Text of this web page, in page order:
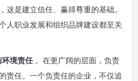
这是建立信任、赢得尊重的基础。
人职业发展和组织品牌建设都至关
境责任 。在更广阔的层面，负责
责任。一个负责任的企业，不仅追